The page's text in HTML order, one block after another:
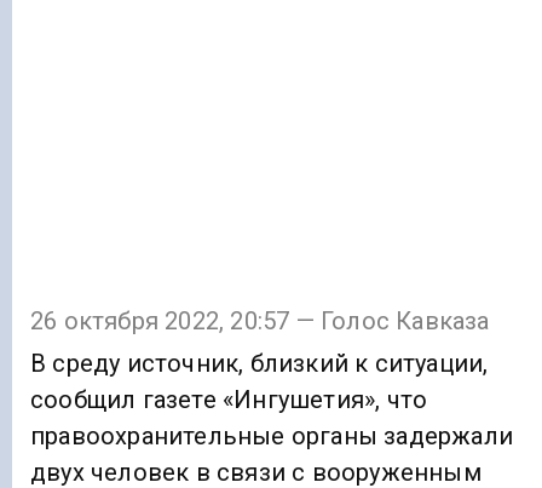
26 октября 2022, 20:57 — Голос Кавказа
В среду источник, близкий к ситуации,
сообщил газете «Ингушетия», что
правоохранительные органы задержали
двух человек в связи с вооруженным